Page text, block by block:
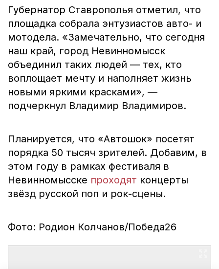
Губернатор Ставрополья отметил, что
площадка собрала энтузиастов авто- и
мотодела. «Замечательно, что сегодня
наш край, город Невинномысск
объединил таких людей ― тех, кто
воплощает мечту и наполняет жизнь
новыми яркими красками», ―
подчеркнул Владимир Владимиров.
Планируется, что «Автошок» посетят
порядка 50 тысяч зрителей. Добавим, в
этом году в рамках фестиваля в
Невинномысске проходят концерты
звёзд русской поп и рок-сцены.
Фото: Родион Колчанов/Победа26